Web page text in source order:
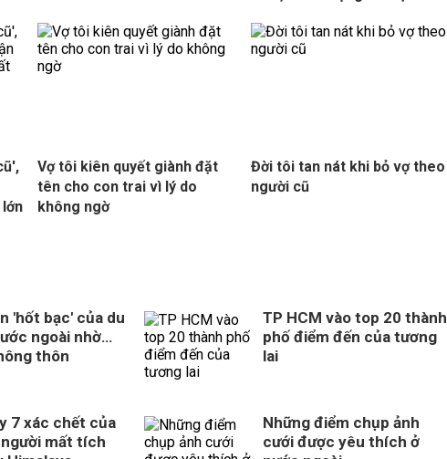
Vợ tôi kiên quyết giành đặt
tên cho con trai vì lý do
không ngờ
Đời tôi tan nát khi bỏ vợ theo
người cũ
'hốt bạc' của du
ngoài nhờ…
thôn
TP HCM vào top 20 thành
phố điểm đến của tương
lai
7 xác chết của
mất tích
Những điểm chụp ảnh
cưới được yêu thích ở